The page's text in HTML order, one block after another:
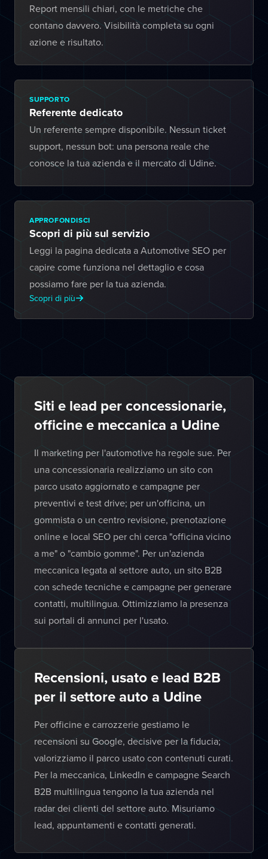
Report mensili chiari, con le metriche che
contano davvero. Visibilità completa su ogni
azione e risultato.
SUPPORTO
Referente dedicato
Un referente sempre disponibile. Nessun ticket
support, nessun bot: una persona reale che
conosce la tua azienda e il mercato di Udine.
APPROFONDISCI
Scopri di più sul servizio
Leggi la pagina dedicata a Automotive SEO per
capire come funziona nel dettaglio e cosa
possiamo fare per la tua azienda.
Scopri di più
Siti e lead per concessionarie,
officine e meccanica a Udine
Il marketing per l'automotive ha regole sue. Per
una concessionaria realizziamo un sito con
parco usato aggiornato e campagne per
preventivi e test drive; per un'officina, un
gommista o un centro revisione, prenotazione
online e local SEO per chi cerca "officina vicino
a me" o "cambio gomme". Per un'azienda
meccanica legata al settore auto, un sito B2B
con schede tecniche e campagne per generare
contatti, multilingua. Ottimizziamo la presenza
sui portali di annunci per l'usato.
Recensioni, usato e lead B2B
per il settore auto a Udine
Per officine e carrozzerie gestiamo le
recensioni su Google, decisive per la fiducia;
valorizziamo il parco usato con contenuti curati.
Per la meccanica, LinkedIn e campagne Search
B2B multilingua tengono la tua azienda nel
radar dei clienti del settore auto. Misuriamo
lead, appuntamenti e contatti generati.